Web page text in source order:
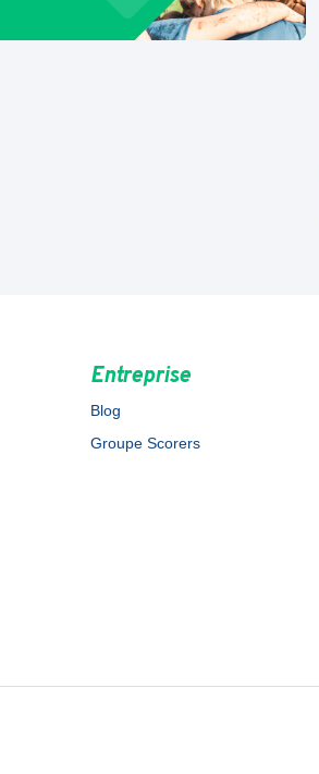
Entreprise
Blog
Groupe Scorers